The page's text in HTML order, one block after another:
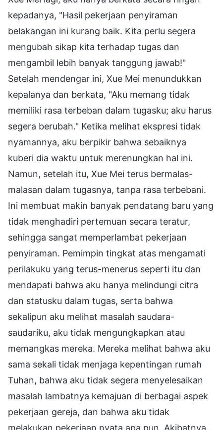
kepadanya, "Hasil pekerjaan penyiraman
belakangan ini kurang baik. Kita perlu segera
mengubah sikap kita terhadap tugas dan
mengambil lebih banyak tanggung jawab!"
Setelah mendengar ini, Xue Mei menundukkan
kepalanya dan berkata, "Aku memang tidak
memiliki rasa terbeban dalam tugasku; aku harus
segera berubah." Ketika melihat ekspresi tidak
nyamannya, aku berpikir bahwa sebaiknya
kuberi dia waktu untuk merenungkan hal ini.
Namun, setelah itu, Xue Mei terus bermalas-
malasan dalam tugasnya, tanpa rasa terbebani.
Ini membuat makin banyak pendatang baru yang
tidak menghadiri pertemuan secara teratur,
sehingga sangat memperlambat pekerjaan
penyiraman. Pemimpin tingkat atas mengamati
perilakuku yang terus-menerus seperti itu dan
mendapati bahwa aku hanya melindungi citra
dan statusku dalam tugas, serta bahwa
sekalipun aku melihat masalah saudara-
saudariku, aku tidak mengungkapkan atau
memangkas mereka. Mereka melihat bahwa aku
sama sekali tidak menjaga kepentingan rumah
Tuhan, bahwa aku tidak segera menyelesaikan
masalah lambatnya kemajuan di berbagai aspek
pekerjaan gereja, dan bahwa aku tidak
melakukan pekerjaan nyata apa pun. Akibatnya,